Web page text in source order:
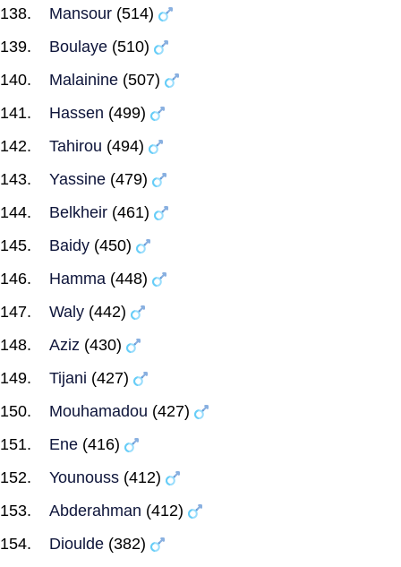
Mansour (514)
Boulaye (510)
Malainine (507)
Hassen (499)
Tahirou (494)
Yassine (479)
Belkheir (461)
Baidy (450)
Hamma (448)
Waly (442)
Aziz (430)
Tijani (427)
Mouhamadou (427)
Ene (416)
Younouss (412)
Abderahman (412)
Dioulde (382)